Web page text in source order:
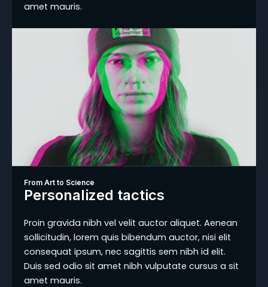
amet mauris.
From Art to Science
Personalized tactics
Proin gravida nibh vel velit auctor aliquet. Aenean
sollicitudin, lorem quis bibendum auctor, nisi elit
consequat ipsum, nec sagittis sem nibh id elit.
Duis sed odio sit amet nibh vulputate cursus a sit
amet mauris.